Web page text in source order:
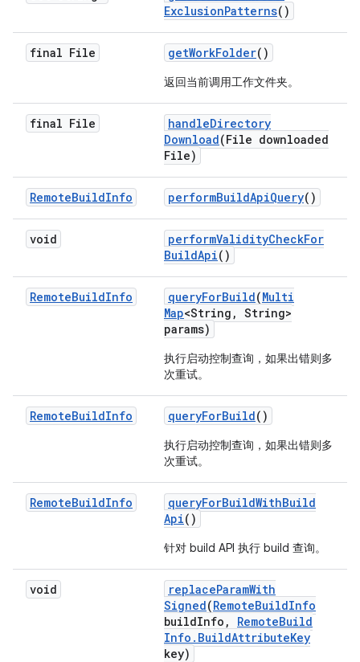
ExclusionPatterns()
final File getWorkFolder()
返回当前调用工作文件夹。
final File handleDirectory
Download(File downloaded
File)
RemoteBuildInfo performBuildApiQuery()
void performValidityCheckFor
BuildApi()
RemoteBuildInfo queryForBuild(Multi
Map<String , String>
params)
执行启动控制查询，如果出错则多
次重试。
RemoteBuildInfo queryForBuild()
执行启动控制查询，如果出错则多
次重试。
RemoteBuildInfo queryForBuildWithBuild
Api()
针对 build API 执行 build 查询。
void replaceParamWith
Signed(RemoteBuildInfo
buildInfo , RemoteBuild
Info . BuildAttributeKey
key)